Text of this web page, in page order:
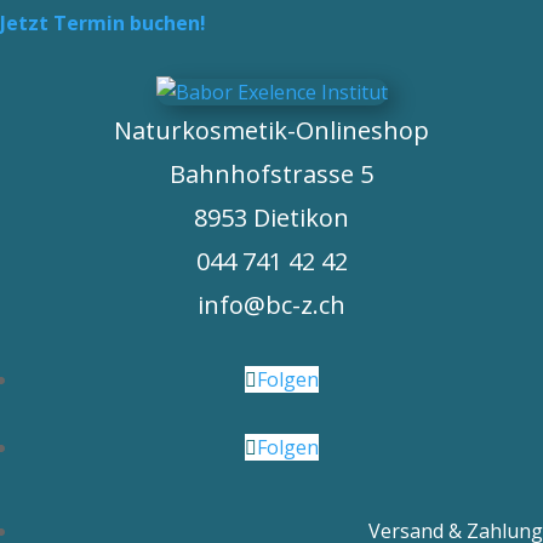
Jetzt Termin buchen!
Naturkosmetik-Onlineshop
Bahnhofstrasse 5
8953 Dietikon
044 741 42 42
info@bc-z.ch
Folgen
Folgen
Versand & Zahlung